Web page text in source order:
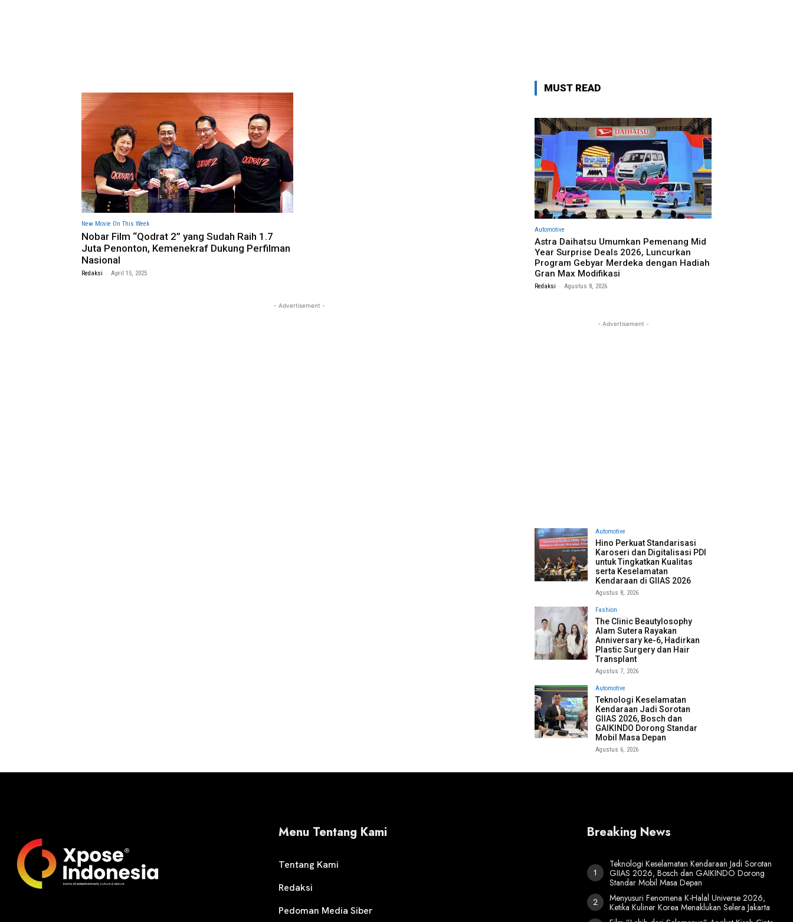
New Movie On This Week
Nobar Film “Qodrat 2” yang Sudah Raih 1.7
Juta Penonton, Kemenekraf Dukung Perfilman
Nasional
Redaksi - April 15, 2025
- Advertisement -
MUST READ
Automotive
Astra Daihatsu Umumkan Pemenang Mid
Year Surprise Deals 2026, Luncurkan
Program Gebyar Merdeka dengan Hadiah
Gran Max Modifikasi
Redaksi - Agustus 8, 2026
- Advertisement -
Automotive
Hino Perkuat Standarisasi
Karoseri dan Digitalisasi PDI
untuk Tingkatkan Kualitas
serta Keselamatan
Kendaraan di GIIAS 2026
Agustus 8, 2026
Fashion
The Clinic Beautylosophy
Alam Sutera Rayakan
Anniversary ke-6, Hadirkan
Plastic Surgery dan Hair
Transplant
Agustus 7, 2026
Automotive
Teknologi Keselamatan
Kendaraan Jadi Sorotan
GIIAS 2026, Bosch dan
GAIKINDO Dorong Standar
Mobil Masa Depan
Agustus 6, 2026
Menu Tentang Kami
Tentang Kami
Redaksi
Pedoman Media Siber
Breaking News
Teknologi Keselamatan Kendaraan Jadi Sorotan
GIIAS 2026, Bosch dan GAIKINDO Dorong
Standar Mobil Masa Depan
Menyusuri Fenomena K-Halal Universe 2026,
Ketika Kuliner Korea Menaklukan Selera Jakarta